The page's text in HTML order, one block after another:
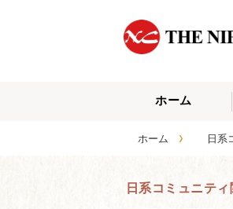
ホーム
ホーム › 日系
日系コミュニテ